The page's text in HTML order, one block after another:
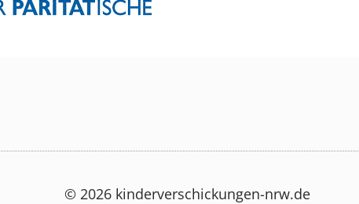
© 2026 kinderverschickungen-nrw.de